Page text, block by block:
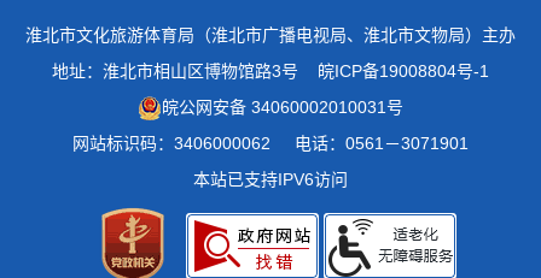
淮北市文化旅游体育局（淮北市广播电视局、淮北市文物局）主办
地址：淮北市相山区博物馆路3号
皖ICP备19008804号-1
皖公网安备 34060002010031号
网站标识码：3406000062
电话：0561－3071901
本站已支持IPV6访问